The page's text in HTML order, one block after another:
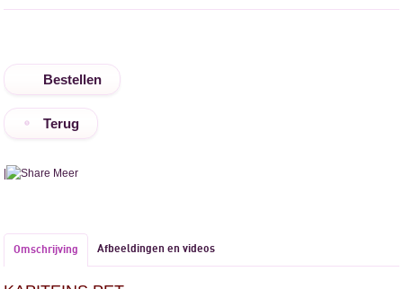
Terug
| Meer
Omschrijving Afbeeldingen en videos